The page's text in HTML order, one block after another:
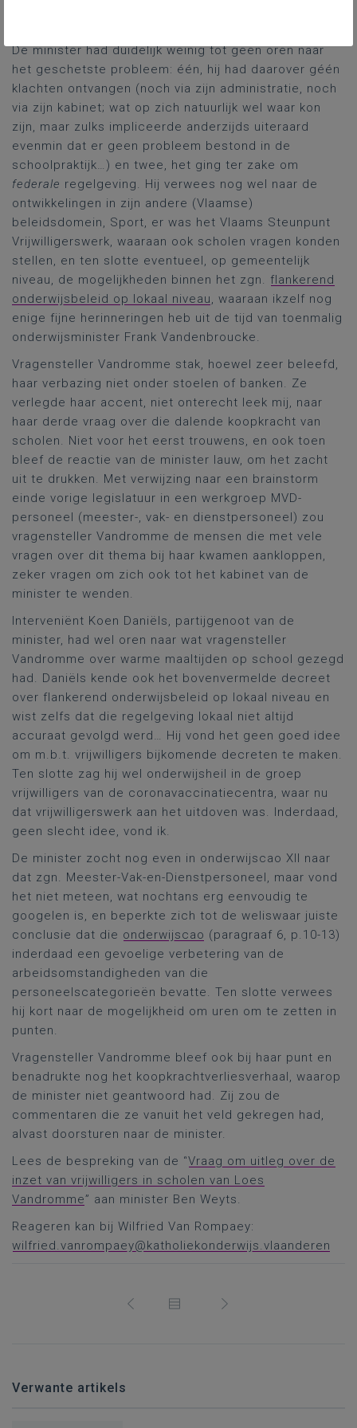
De minister had duidelijk weinig tot geen oren naar
het geschetste probleem: één, hij had daarover géén
klachten ontvangen (noch via zijn administratie, noch
via zijn kabinet; wat op zich natuurlijk wel waar kon
zijn, maar zulks impliceerde anderzijds uiteraard
evenmin dat er geen probleem bestond in de
schoolpraktijk…) en twee, het ging ter zake om
federale regelgeving. Hij verwees nog wel naar de
ontwikkelingen in zijn andere (Vlaamse)
beleidsdomein, Sport, er was het Vlaams Steunpunt
Vrijwilligerswerk, waaraan ook scholen vragen konden
stellen, en ten slotte eventueel, op gemeentelijk
niveau, de mogelijkheden binnen het zgn. flankerend
onderwijsbeleid op lokaal niveau, waaraan ikzelf nog
enige fijne herinneringen heb uit de tijd van toenmalig
onderwijsminister Frank Vandenbroucke.
Vragensteller Vandromme stak, hoewel zeer beleefd,
haar verbazing niet onder stoelen of banken. Ze
verlegde haar accent, niet onterecht leek mij, naar
haar derde vraag over die dalende koopkracht van
scholen. Niet voor het eerst trouwens, en ook toen
bleef de reactie van de minister lauw, om het zacht
uit te drukken. Met verwijzing naar een brainstorm
einde vorige legislatuur in een werkgroep MVD-
personeel (meester-, vak- en dienstpersoneel) zou
vragensteller Vandromme de mensen die met vele
vragen over dit thema bij haar kwamen aankloppen,
zeker vragen om zich ook tot het kabinet van de
minister te wenden.
Interveniënt Koen Daniëls, partijgenoot van de
minister, had wel oren naar wat vragensteller
Vandromme over warme maaltijden op school gezegd
had. Daniëls kende ook het bovenvermelde decreet
over flankerend onderwijsbeleid op lokaal niveau en
wist zelfs dat die regelgeving lokaal niet altijd
accuraat gevolgd werd… Hij vond het geen goed idee
om m.b.t. vrijwilligers bijkomende decreten te maken.
Ten slotte zag hij wel onderwijsheil in de groep
vrijwilligers van de coronavaccinatiecentra, waar nu
dat vrijwilligerswerk aan het uitdoven was. Inderdaad,
geen slecht idee, vond ik.
De minister zocht nog even in onderwijscao XII naar
dat zgn. Meester-Vak-en-Dienstpersoneel, maar vond
het niet meteen, wat nochtans erg eenvoudig te
googelen is, en beperkte zich tot de weliswaar juiste
conclusie dat die onderwijscao (paragraaf 6, p.10-13)
inderdaad een gevoelige verbetering van de
arbeidsomstandigheden van die
personeelscategorieën bevatte. Ten slotte verwees
hij kort naar de mogelijkheid om uren om te zetten in
punten.
Vragensteller Vandromme bleef ook bij haar punt en
benadrukte nog het koopkrachtverliesverhaal, waarop
de minister niet geantwoord had. Zij zou de
commentaren die ze vanuit het veld gekregen had,
alvast doorsturen naar de minister.
Lees de bespreking van de “Vraag om uitleg over de
inzet van vrijwilligers in scholen van Loes
Vandromme” aan minister Ben Weyts.
Reageren kan bij Wilfried Van Rompaey:
wilfried.vanrompaey@katholiekonderwijs.vlaanderen
Verwante artikels